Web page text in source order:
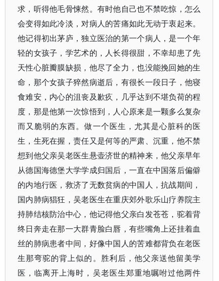
求，听得他毛骨悚然。有时他自己也不禁吃惊，怎么
会变得如此冷淡，对病人的苦痛如此无动于衷起来。
他记得初出茅庐，独立医治的第一个病人，是一个年
轻的女孩子，学艺术的，人长得很甜，不幸却患了先
天性心脏瓣膜缺损，他尽了全力，也没能挽回她的生
命，那个女孩子猝然病逝后，有很长一段日子，他寝
食难安，内心的沮丧及歉疚，几乎达到不堪负荷的程
度，那是他第一次惊悟到，人心原来是一颗多么复杂
而又脆弱的东西。做一个医生，尤其是心脏科的医
生，生死在握，责任又是何等的严肃、沉重，他不禁
想到他父亲吴老医生悬壶济世的精神来，他父亲早年
从德国海德堡大学学成归国后，一直在中国落后偏僻
的内地行医，救济了无数贫病的中国人，抗战期间，
国内肺病猖狂，吴老医生在重庆郊外歌乐山疗养院主
持肺结核防治中心，他记得他父亲白发苍苍，驼着背
终日奔走在那一大群青脸白唇，有些嘴角上还挂着血
丝的肺病患者中间，好像中国人的苦难都背负在老医
生那弯驼的背上似的。胜利后，他父亲送他留美学
医，临离开上海时，吴老医生郑重地嘱咐过他两件